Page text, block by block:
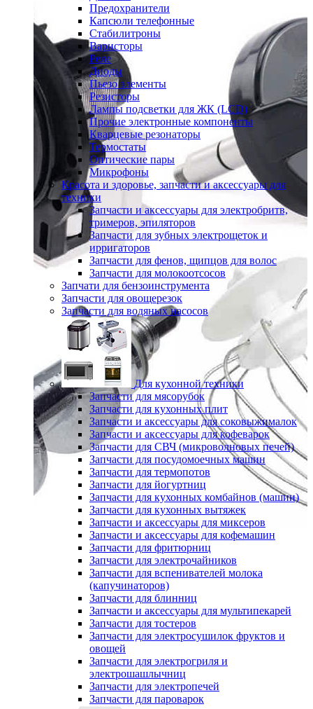
Предохранители
Капсюли телефонные
Стабилитроны
Варисторы
Реле
Диоды
Пьезо элементы
Резисторы
Лампы подсветки для ЖК (LCD)
Прочие электронные компоненты
Кварцевые резонаторы
Термостаты
Оптические пары
Микрофоны
Красота и здоровье, запчасти и аксессуары для
техники
Запчасти и аксессуары для электробритв,
тримеров, эпиляторов
Запчасти для зубных электрощеток и
ирригаторов
Запчасти для фенов, щипцов для волос
Запчасти для молокоотсосов
Запчати для бензоинструмента
Запчасти для овощерезок
Запчасти для водяных насосов
Для кухонной техники
Запчасти для мясорубок
Запчасти для кухонных плит
Запчасти и аксессуары для соковыжималок
Запчасти и аксессуары для кофеварок
Запчасти для СВЧ (микроволновых печей)
Запчасти для посудомоечных машин
Запчасти для термопотов
Запчасти для йогуртниц
Запчасти для кухонных комбайнов (машин)
Запчасти для кухонных вытяжек
Запчасти и аксессуары для миксеров
Запчасти и аксессуары для кофемашин
Запчасти для фритюрниц
Запчасти для электрочайников
Запчасти для вспенивателей молока
(капучинаторов)
Запчасти для блинниц
Запчасти и аксессуары для мультипекарей
Запчасти для тостеров
Запчасти для электросушилок фруктов и
овощей
Запчасти для электрогриля и
электрошашлычниц
Запчасти для электропечей
Запчасти для пароварок